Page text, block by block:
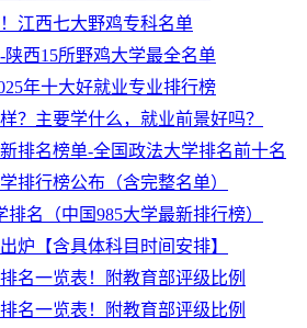
江西七大野鸡专科名单
西15所野鸡大学最全名单
年十大好就业专业排行榜
？主要学什么，就业前景好吗？
排名榜单-全国政法大学排名前十名
排行榜公布（含完整名单）
排名（中国985大学最新排行榜）
炉【含具体科目时间安排】
名一览表！附教育部评级比例
名一览表！附教育部评级比例